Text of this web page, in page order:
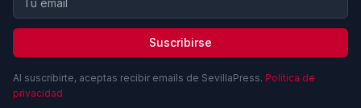
Suscribirse
Al suscribirte, aceptas recibir emails de SevillaPress. Política de
privacidad